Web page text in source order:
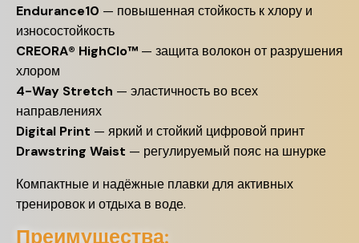
Endurance10 — повышенная стойкость к хлору и
износостойкость
CREORA® HighClo™ — защита волокон от разрушения
хлором
4-Way Stretch — эластичность во всех
направлениях
Digital Print — яркий и стойкий цифровой принт
Drawstring Waist — регулируемый пояс на шнурке
Компактные и надёжные плавки для активных
тренировок и отдыха в воде.
Преимущества: